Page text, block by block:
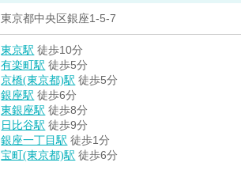
東京都中央区銀座1-5-7
東京駅 徒歩10分
有楽町駅 徒歩5分
京橋(東京都)駅 徒歩5分
銀座駅 徒歩6分
東銀座駅 徒歩8分
日比谷駅 徒歩9分
銀座一丁目駅 徒歩1分
宝町(東京都)駅 徒歩6分